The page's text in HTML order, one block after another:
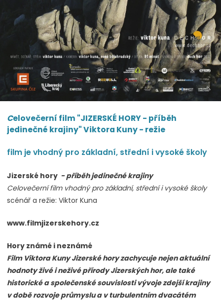
Celovečerní film "JIZERSKÉ HORY - příběh
jedinečné krajiny" Viktora Kuny - režie
film je vhodný pro základní, střední i vysoké školy
Jizerské hory - příběh jedinečné krajiny
Celovečerní film vhodný pro základní, střední i vysoké školy
scénář a režie: Viktor Kuna
www.filmjizerskehory.cz
Hory známé i neznámé
Film Viktora Kuny Jizerské hory zachycuje nejen aktuální
hodnoty živé i neživé přírody Jizerských hor, ale také
historické a společenské souvislosti vývoje zdejší krajiny
v době rozvoje průmyslu a v turbulentním dvacátém